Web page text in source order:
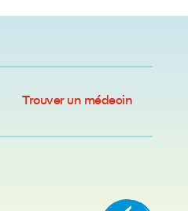
Trouver un médecin